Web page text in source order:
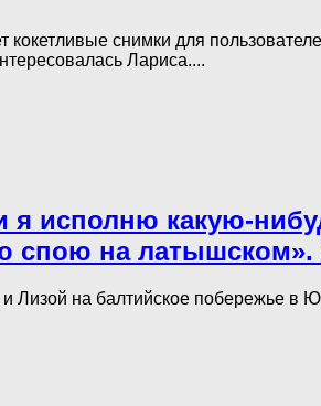
кокетливые снимки для
Лариса....
я исполню какую-
спою на
Лизой на балтийское побережье